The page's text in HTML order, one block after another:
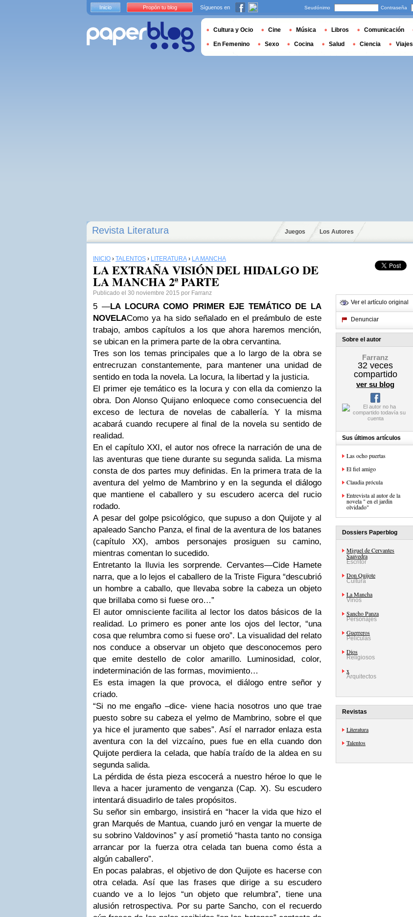
Revista Literatura Juegos Los Autores
INICIO › TALENTOS › LITERATURA › LA MANCHA
LA EXTRAÑA VISIÓN DEL HIDALGO DE
LA MANCHA 2ª PARTE
Publicado el 30 noviembre 2015 por Farranz
5 —LA LOCURA COMO PRIMER EJE TEMÁTICO DE LA
NOVELAComo ya ha sido señalado en el preámbulo de este
trabajo, ambos capítulos a los que ahora haremos mención,
se ubican en la primera parte de la obra cervantina.
Tres son los temas principales que a lo largo de la obra se
entrecruzan constantemente, para mantener una unidad de
sentido en toda la novela. La locura, la libertad y la justicia.
El primer eje temático es la locura y con ella da comienzo la
obra. Don Alonso Quijano enloquece como consecuencia del
exceso de lectura de novelas de caballería. Y la misma
acabará cuando recupere al final de la novela su sentido de
realidad.
En el capítulo XXI, el autor nos ofrece la narración de una de
las aventuras que tiene durante su segunda salida. La misma
consta de dos partes muy definidas. En la primera trata de la
aventura del yelmo de Mambrino y en la segunda el diálogo
que mantiene el caballero y su escudero acerca del rucio
rodado.
A pesar del golpe psicológico, que supuso a don Quijote y al
apaleado Sancho Panza, el final de la aventura de los batanes
(capítulo XX), ambos personajes prosiguen su camino,
mientras comentan lo sucedido.
Entretanto la lluvia les sorprende. Cervantes—Cide Hamete
narra, que a lo lejos el caballero de la Triste Figura “descubrió
un hombre a caballo, que llevaba sobre la cabeza un objeto
que brillaba como si fuese oro…”
El autor omnisciente facilita al lector los datos básicos de la
realidad. Lo primero es poner ante los ojos del lector, “una
cosa que relumbra como si fuese oro”. La visualidad del relato
nos conduce a observar un objeto que desconocemos pero
que emite destello de color amarillo. Luminosidad, color,
indeterminación de las formas, movimiento…
Es esta imagen la que provoca, el diálogo entre señor y
criado.
“Si no me engaño –dice- viene hacia nosotros uno que trae
puesto sobre su cabeza el yelmo de Mambrino, sobre el que
ya hice el juramento que sabes”. Así el narrador enlaza esta
aventura con la del vizcaíno, pues fue en ella cuando don
Quijote perdiera la celada, que había traído de la aldea en su
segunda salida.
La pérdida de ésta pieza escocerá a nuestro héroe lo que le
lleva a hacer juramento de venganza (Cap. X). Su escudero
intentará disuadirlo de tales propósitos.
Su señor sin embargo, insistirá en “hacer la vida que hizo el
gran Marqués de Mantua, cuando juró en vengar la muerte de
su sobrino Valdovinos” y así prometió “hasta tanto no consiga
arrancar por la fuerza otra celada tan buena como ésta a
algún caballero”.
En pocas palabras, el objetivo de don Quijote es hacerse con
otra celada. Así que las frases que dirige a su escudero
cuando ve a lo lejos “un objeto que relumbra”, tiene una
alusión retrospectiva. Por su parte Sancho, con el recuerdo
Ver el artículo original
Denunciar
Sobre el autor
Farranz
32 veces
compartido
ver su blog
Sus últimos artículos
Las ocho puertas
El fiel amigo
Claudia prócula
Entrevista al autor de la
novela " en el jardin
olvidado"
Dossiers Paperblog
Miguel de Cervantes
Saavedra
Escritor
Don Quijote
Cultura
La Mancha
Vinos
Sancho Panza
Personajes
Guerreros
Películas
Dios
Religiosos
x
Arquitectos
Revistas
Literatura
Talentos
Inicio Propón tu blog Síguenos en Seudónimo Contraseña
Cultura y Ocio Cine Música Libros Comunicación
En Femenino Sexo Cocina Salud Ciencia Viajes